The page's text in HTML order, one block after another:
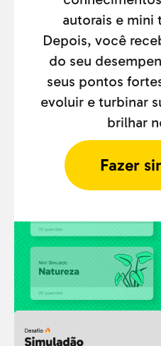
autorais e mini
Depois, você
do seu
seus pontos
evoluir e turbinar
brilhar
Fazer